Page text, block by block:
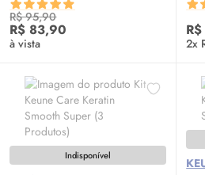
R$ 95,90
R$ 83,90
à vista 2x
Indisponível